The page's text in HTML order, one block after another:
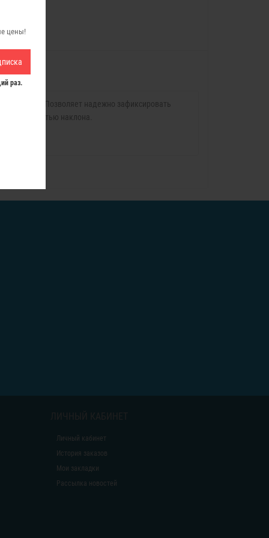
цены!
раз.
фиксации. Позволяет надежно зафиксировать
возможностью наклона.
Личный кабинет
История заказов
Мои закладки
Рассылка новостей